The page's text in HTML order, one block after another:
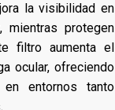
la visibilidad en
mientras protegen
filtro aumenta el
ocular, ofreciendo
entornos tanto